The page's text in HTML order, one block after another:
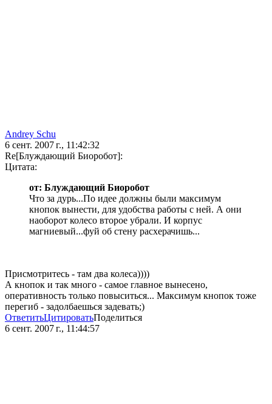
Andrey Schu
6 сент. 2007 г., 11:42:32
Re[Блуждающий Биоробот]:
Цитата:
от: Блуждающий Биоробот
Что за дурь...По идее должны были максимум
кнопок вынести, для удобства работы с ней. А они
наоборот колесо второе убрали. И корпус
магниевый...фуй об стену расхерачишь...
Присмотритесь - там два колеса))))
А кнопок и так много - самое главное вынесено,
оперативность только повыситься... Максимум кнопок тоже
перегиб - задолбаешься задевать;)
ОтветитьЦитироватьПоделиться
6 сент. 2007 г., 11:44:57